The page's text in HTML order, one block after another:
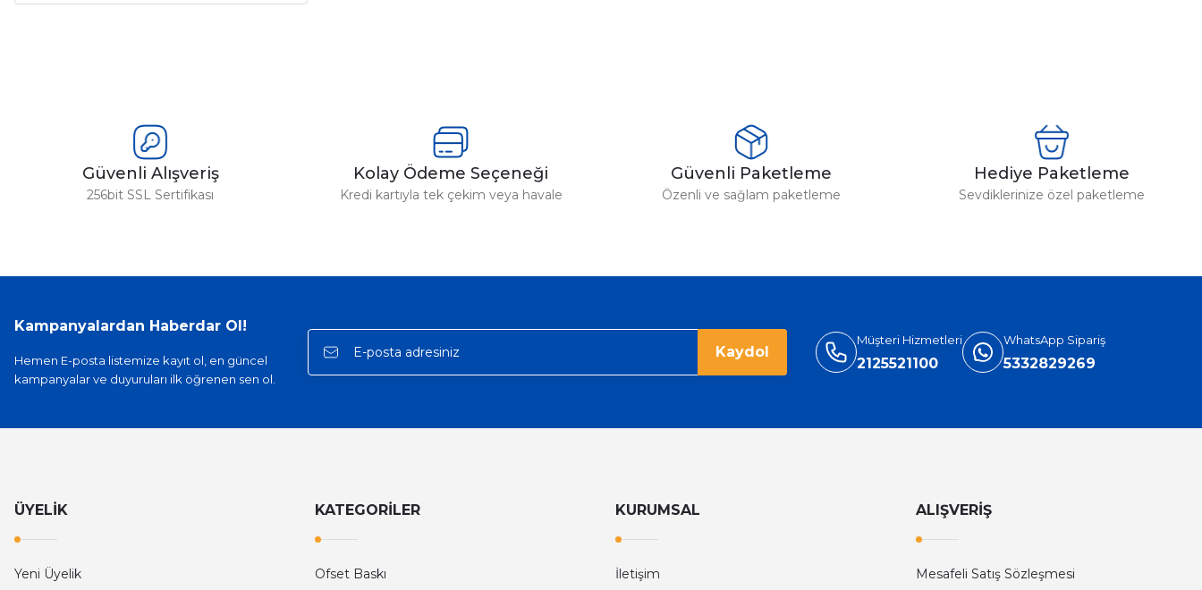
Güvenli Alışveriş
256bit SSL Sertifikası
Kolay Ödeme Seçeneği
Kredi kartıyla tek çekim veya havale
Güvenli Paketleme
Özenli ve sağlam paketleme
Hediye Paketleme
Sevdiklerinize özel paketleme
Kampanyalardan Haberdar Ol!
Hemen E-posta listemize kayıt ol, en güncel
kampanyalar ve duyuruları ilk öğrenen sen ol.
Kaydol
Müşteri Hizmetleri
2125521100
WhatsApp Sipariş
5332829269
ÜYELİK
Yeni Üyelik
KATEGORİLER
Ofset Baskı
KURUMSAL
İletişim
ALIŞVERİŞ
Mesafeli Satış Sözleşmesi